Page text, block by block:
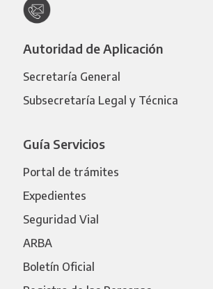
Autoridad de Aplicación
Secretaría General
Subsecretaría Legal y Técnica
Guía Servicios
Portal de trámites
Expedientes
Seguridad Vial
ARBA
Boletín Oficial